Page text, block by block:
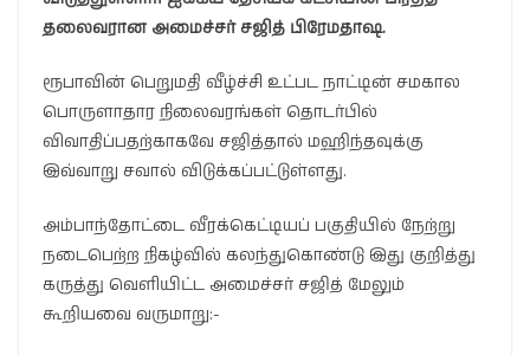
தலைவரான அமைச்சர் சஜித் பிரேமதாஷ.
ரூபாவின் பெறுமதி வீழ்ச்சி உட்பட நாட்டின் சமகால
பொருளாதார நிலைவரங்கள் தொடர்பில்
விவாதிப்பதற்காகவே சஜித்தால் மஹிந்தவுக்கு
இவ்வாறு சவால் விடுக்கப்பட்டுள்ளது.
அம்பாந்தோட்டை வீரக்கெட்டியப் பகுதியில் நேற்று
நடைபெற்ற நிகழ்வில் கலந்துகொண்டு இது குறித்து
கருத்து வெளியிட்ட அமைச்சர் சஜித் மேலும்
கூறியவை வருமாறு:-